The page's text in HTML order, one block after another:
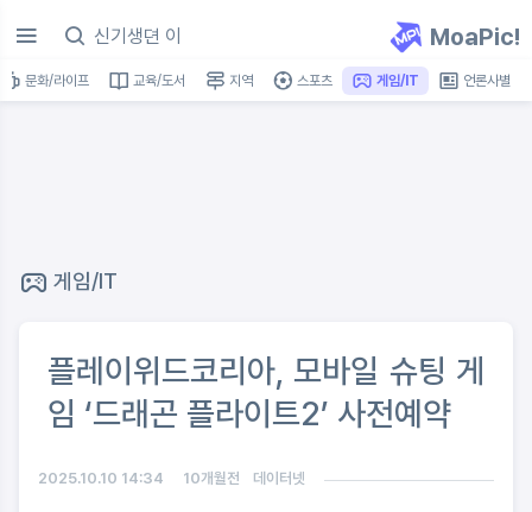
MoaPic!
문화/라이프 교육/도서 지역 스포츠 게임/IT 언론사별
게임/IT
플레이위드코리아, 모바일 슈팅 게
임 ‘드래곤 플라이트2’ 사전예약
2025.10.10 14:34 10개월전 데이터넷